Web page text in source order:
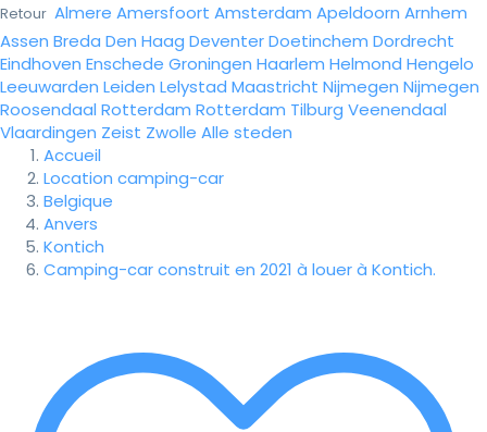
Retour Almere Amersfoort Amsterdam Apeldoorn Arnhem
Assen Breda Den Haag DeventerDoetinchem Dordrecht
Eindhoven Enschede Groningen Haarlem Helmond Hengelo
Leeuwarden Leiden Lelystad Maastricht Nijmegen Nijmegen
Roosendaal Rotterdam Rotterdam Tilburg Veenendaal
Vlaardingen Zeist Zwolle Alle steden
Accueil
Location camping-car
Belgique
Anvers
Kontich
Camping-car construit en 2021 à louer à Kontich.